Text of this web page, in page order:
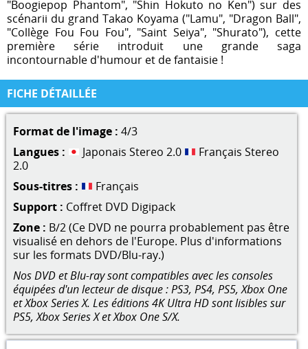
"Boogiepop Phantom", "Shin Hokuto no Ken") sur des
scénarii du grand Takao Koyama ("Lamu", "Dragon Ball",
"Collège Fou Fou Fou", "Saint Seiya", "Shurato"), cette
première série introduit une grande saga
incontournable d'humour et de fantaisie !
FICHE DÉTAILLÉE
Format de l'image : 4/3
Langues :
Japonais Stereo 2.0
Français Stereo
2.0
Sous-titres :
Français
Support : Coffret DVD Digipack
Zone : B/2 (Ce DVD ne pourra probablement pas être
visualisé en dehors de l'Europe. Plus d'informations
sur les formats DVD/Blu-ray.)
Nos DVD et Blu-ray sont compatibles avec les consoles
équipées d'un lecteur de disque : PS3, PS4, PS5, Xbox One
et Xbox Series X. Les éditions 4K Ultra HD sont lisibles sur
PS5, Xbox Series X et Xbox One S/X.